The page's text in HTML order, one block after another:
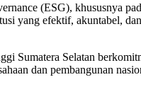
(ESG), khususnya
yang efektif, akuntabel,
Sumatera Selatan
dan pembangunan